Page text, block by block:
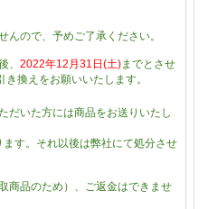
んので、予めご了承ください。
、 2022年12月31日(土)までとさせ
換えをお願いいたします。
だいた方には商品をお送りいたし
す。それ以後は弊社にて処分させ
商品のため）、ご返金はできませ